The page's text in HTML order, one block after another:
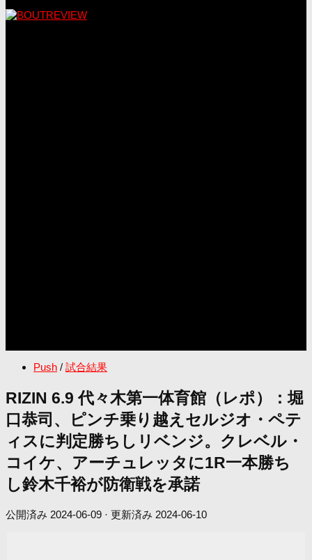
Push / 試合結果
RIZIN 6.9 代々木第一体育館（レポ）：堀
口恭司、ピンチ乗り越えセルジオ・ペテ
ィスに判定勝ちしリベンジ。クレベル・
コイケ、アーチュレッタに1R一本勝ち
し鈴木千裕が防衛戦を承諾
公開済み 2024-06-09 · 更新済み 2024-06-10